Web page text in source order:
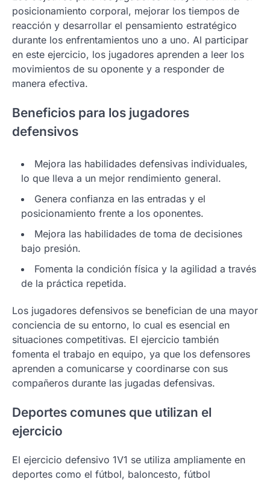
posicionamiento corporal, mejorar los tiempos de
reacción y desarrollar el pensamiento estratégico
durante los enfrentamientos uno a uno. Al participar
en este ejercicio, los jugadores aprenden a leer los
movimientos de su oponente y a responder de
manera efectiva.
Beneficios para los jugadores
defensivos
Mejora las habilidades defensivas individuales,
lo que lleva a un mejor rendimiento general.
Genera confianza en las entradas y el
posicionamiento frente a los oponentes.
Mejora las habilidades de toma de decisiones
bajo presión.
Fomenta la condición física y la agilidad a través
de la práctica repetida.
Los jugadores defensivos se benefician de una mayor
conciencia de su entorno, lo cual es esencial en
situaciones competitivas. El ejercicio también
fomenta el trabajo en equipo, ya que los defensores
aprenden a comunicarse y coordinarse con sus
compañeros durante las jugadas defensivas.
Deportes comunes que utilizan el
ejercicio
El ejercicio defensivo 1V1 se utiliza ampliamente en
deportes como el fútbol, baloncesto, fútbol